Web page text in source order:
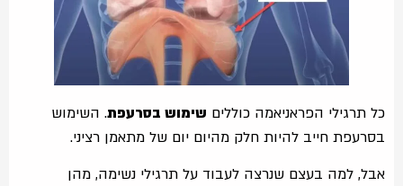
כל תרגילי הפראניאמה כוללים שימוש בסרעפת. השימוש
בסרעפת חייב להיות חלק מהיום יום של מתאמן רציני.
אבל, למה בעצם שנרצה לעבוד על תרגילי נשימה, מהן